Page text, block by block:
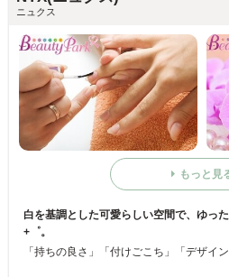
ニュクス
もっと見
白を基調とした可愛らしい空間で、ゆっ
+゜。